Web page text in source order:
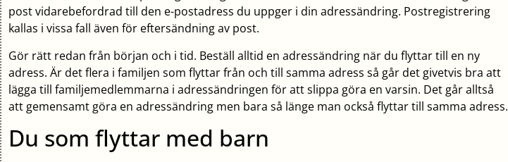
post vidarebefordrad till den e-postadress du uppger i din adressändring. Postregistrering
kallas i vissa fall även för eftersändning av post.
Gör rätt redan från början och i tid. Beställ alltid en adressändring när du flyttar till en ny
adress. Är det flera i familjen som flyttar från och till samma adress så går det givetvis bra att
lägga till familjemedlemmarna i adressändringen för att slippa göra en varsin. Det går alltså
att gemensamt göra en adressändring men bara så länge man också flyttar till samma adress.
Du som flyttar med barn